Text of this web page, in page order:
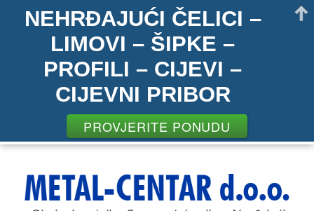
Пређи
садржај
NEHRĐAJUĆI ČELICI –
LIMOVI – ŠIPKE –
PROFILI – CIJEVI –
CIJEVNI PRIBOR
PROVJERITE PONUDU